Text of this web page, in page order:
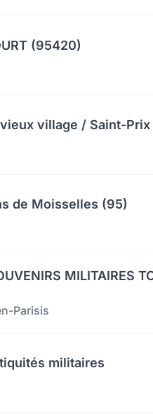
(95420)
village / Saint-Prix
de Moisselles (95)
MILITAIRES
Parisis
militaires